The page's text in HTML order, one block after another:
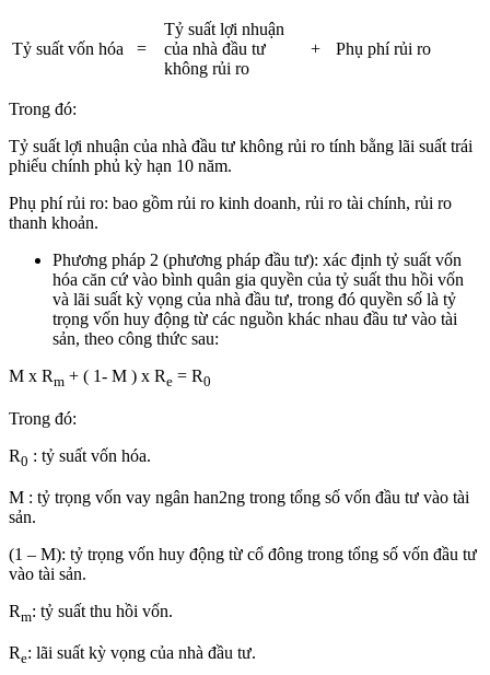
Tỷ suất vốn hóa =
Tỷ suất lợi nhuận
của nhà đầu tư
không rủi ro
+ Phụ phí rủi ro
Trong đó:
Tỷ suất lợi nhuận của nhà đầu tư không rủi ro tính bằng lãi suất trái
phiếu chính phủ kỳ hạn 10 năm.
Phụ phí rủi ro: bao gồm rủi ro kinh doanh, rủi ro tài chính, rủi ro
thanh khoản.
Phương pháp 2 (phương pháp đầu tư): xác định tỷ suất vốn
hóa căn cứ vào bình quân gia quyền của tỷ suất thu hồi vốn
và lãi suất kỳ vọng của nhà đầu tư, trong đó quyền số là tỷ
trọng vốn huy động từ các nguồn khác nhau đầu tư vào tài
sản, theo công thức sau:
M x Rm + ( 1- M ) x Re = R0
Trong đó:
R0 : tỷ suất vốn hóa.
M : tỷ trọng vốn vay ngân han2ng trong tổng số vốn đầu tư vào tài
sản.
(1 – M): tỷ trọng vốn huy động từ cổ đông trong tổng số vốn đầu tư
vào tài sản.
Rm: tỷ suất thu hồi vốn.
Re: lãi suất kỳ vọng của nhà đầu tư.